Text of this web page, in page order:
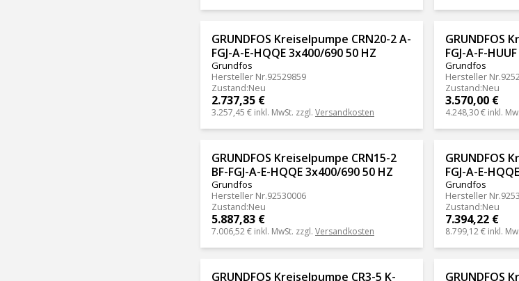
GRUNDFOS Kreiselpumpe CRN20-2 A-
FGJ-A-E-HQQE 3x400/690 50 HZ
Grundfos
Hersteller Nr.92529859
Zustand:Neu
2.737,35 €
3.257,45 € inkl. MwSt. zzgl. Versandkosten
GRUNDFOS
FGJ-A-F-
Grundfos
Hersteller Nr.
Zustand:Neu
3.570,00 €
4.248,30 € inkl.
GRUNDFOS Kreiselpumpe CRN15-2
BF-FGJ-A-E-HQQE 3x400/690 50 HZ
Grundfos
Hersteller Nr.92530006
Zustand:Neu
5.887,83 €
7.006,52 € inkl. MwSt. zzgl. Versandkosten
GRUNDFOS
FGJ-A-E-
Grundfos
Hersteller Nr.
Zustand:Neu
7.394,22 €
8.799,12 € inkl.
GRUNDFOS Kreiselpumpe CR3-5 K- GRUNDFOS